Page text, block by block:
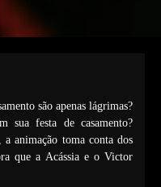
são apenas lágrimas?
sua festa de casamento?
animação toma conta dos
que a Acássia e o Victor